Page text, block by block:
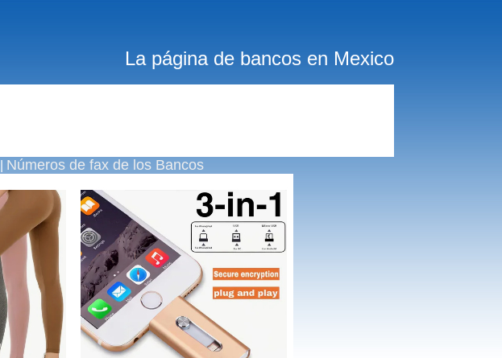
La página de bancos en Mexico
Números de fax de los Bancos